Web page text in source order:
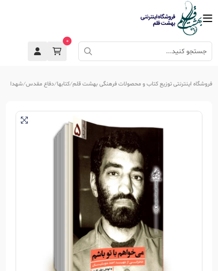
0
فروشگاه اینترنتی توزیع کتاب و محصولات فرهنگی بهشت قلم کتابها دفاع مقدس شهدا